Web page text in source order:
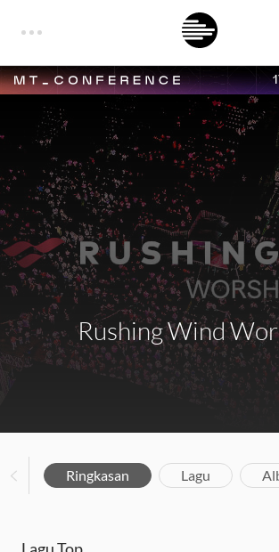
Rushing Wind
Ringkasan Lagu